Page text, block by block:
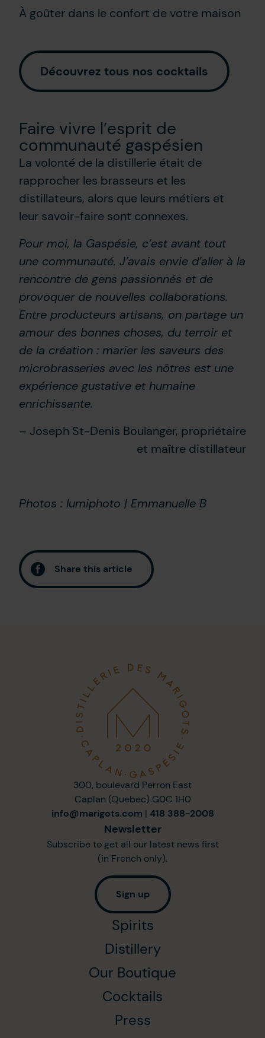
À goûter dans le confort de votre maison
Découvrez tous nos cocktails
Faire vivre l’esprit de
communauté gaspésien
La volonté de la distillerie était de
rapprocher les brasseurs et les
distillateurs, alors que leurs métiers et
leur savoir-faire sont connexes.
Pour moi, la Gaspésie, c’est avant tout
une communauté. J’avais envie d’aller à la
rencontre de gens passionnés et de
provoquer de nouvelles collaborations.
Entre producteurs artisans, on partage un
amour des bonnes choses, du terroir et
de la création : marier les saveurs des
microbrasseries avec les nôtres est une
expérience gustative et humaine
enrichissante.
– Joseph St-Denis Boulanger, propriétaire
et maître distillateur
Photos : lumiphoto | Emmanuelle B
Share this article
300, boulevard Perron East
Caplan (Quebec) G0C 1H0
info@marigots.com | 418 388-2008
Newsletter
Subscribe to get all our latest news first
(in French only).
Sign up
Spirits
Distillery
Our Boutique
Cocktails
Press